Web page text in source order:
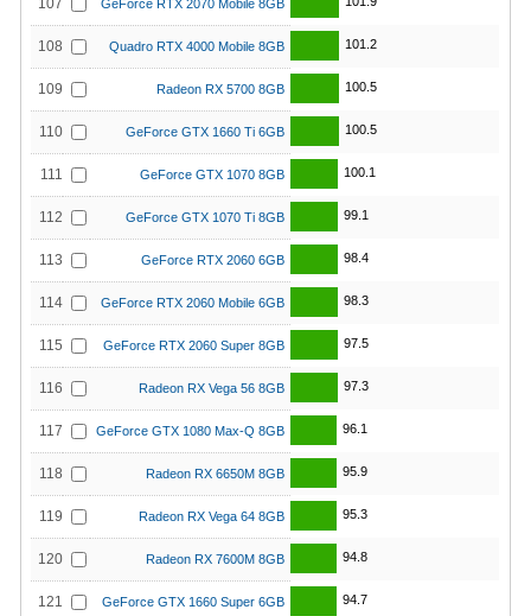
107 GeForce RTX 2070 Mobile 8GB
108 Quadro RTX 4000 Mobile 8GB 101.2
109 Radeon RX 5700 8GB 100.5
110 GeForce GTX 1660 Ti 6GB 100.5
111 GeForce GTX 1070 8GB 100.1
112 GeForce GTX 1070 Ti 8GB 99.1
113 GeForce RTX 2060 6GB 98.4
114 GeForce RTX 2060 Mobile 6GB 98.3
115 GeForce RTX 2060 Super 8GB 97.5
116 Radeon RX Vega 56 8GB 97.3
117 GeForce GTX 1080 Max-Q 8GB 96.1
118 Radeon RX 6650M 8GB 95.9
119 Radeon RX Vega 64 8GB 95.3
120 Radeon RX 7600M 8GB 94.8
121 GeForce GTX 1660 Super 6GB 94.7